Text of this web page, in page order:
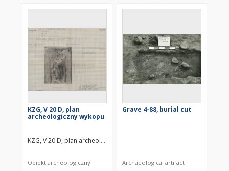
KZG, V 20 D, plan
archeologiczny wykopu
KZG, V 20 D, plan archeologiczny wykopu średniowiecze wczesne
Obiekt archeologiczny
Grave 4-88, burial cut
Archaeological artifact